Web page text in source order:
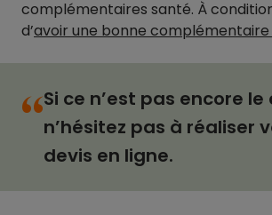
complémentaires santé. À
d’avoir une bonne
“Si ce n’est pas encore le
n’hésitez pas à réaliser
devis en ligne.